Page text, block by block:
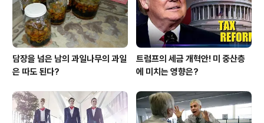
담장을 넘은 남의 과일나무의 과일
은 따도 된다?
트럼프의 세금 개혁안! 미 중산층
에 미치는 영향은?